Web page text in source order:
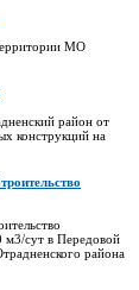
МО
район от
конструкций на
м3/сут в Передовой
района